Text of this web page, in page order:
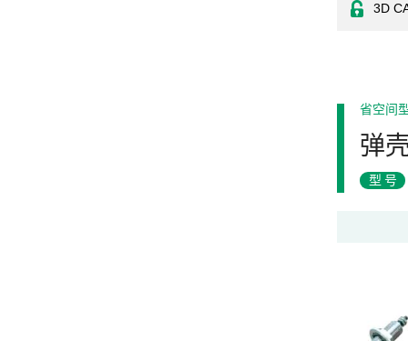
3D
省空间
弹
型号